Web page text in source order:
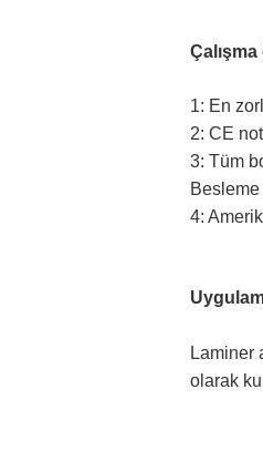
1: En
2: CE
3: Tüm
Besleme
4:
Laminer
olarak